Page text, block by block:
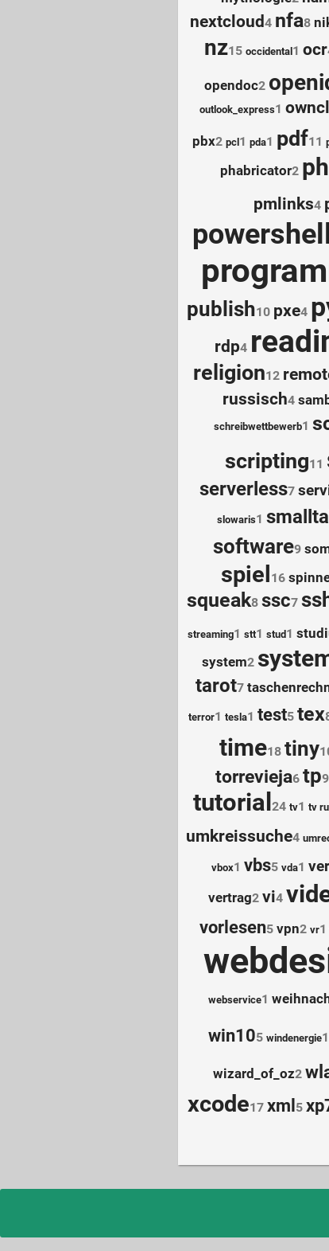
nextcloud 4 nfa8
nz15 occidental 1 ocr
opendoc2
outlook_express1
pbx2 pcl 1 pda1 pdf11
phabricator2
pmlinks4
powershell
publish10 pxe4
rdp4
religion12
russisch4
schreibwettbewerb1
scripting11
serverless7
slowaris1
software9
spiel 16
squeak8 ssc7
streaming1 stt1 stud1
system2
tarot7
terror1 tesla1 test5 tex
time18 tiny
torrevieja6 tp9
tutorial 24 tv1 tv
umkreissuche4
vbox1 vbs5 vda1
vertrag2 vi4
vorlesen5 vpn2 vr1
webservice1
win105 windenergie1
wizard_of_oz2
xcode17 xml 5